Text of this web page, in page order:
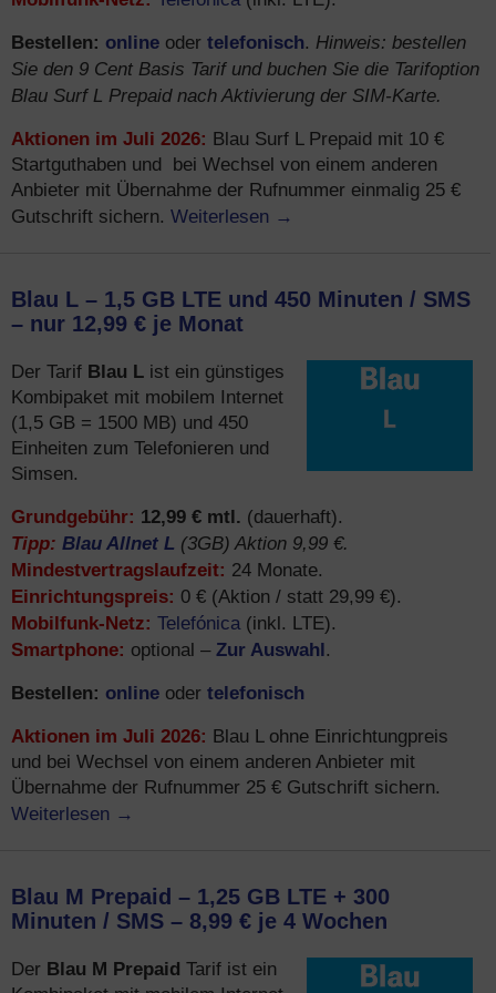
Bestellen: online oder telefonisch. Hinweis: bestellen
Sie den 9 Cent Basis Tarif und buchen Sie die Tarifoption
Blau Surf L Prepaid nach Aktivierung der SIM-Karte.
Aktionen im Juli 2026: Blau Surf L Prepaid mit 10 €
Startguthaben und bei Wechsel von einem anderen
Anbieter mit Übernahme der Rufnummer einmalig 25 €
Gutschrift sichern. Weiterlesen →
Blau L – 1,5 GB LTE und 450 Minuten / SMS
– nur 12,99 € je Monat
Der Tarif Blau L ist ein günstiges
Kombipaket mit mobilem Internet
(1,5 GB = 1500 MB) und 450
Einheiten zum Telefonieren und
Simsen.
Grundgebühr: 12,99 € mtl. (dauerhaft).
Tipp: Blau Allnet L (3GB) Aktion 9,99 €.
Mindestvertragslaufzeit: 24 Monate.
Einrichtungspreis: 0 € (Aktion / statt 29,99 €).
Mobilfunk-Netz: Telefónica(inkl. LTE).
Smartphone: optional – Zur Auswahl.
Bestellen: online oder telefonisch
Aktionen im Juli 2026: Blau L ohne Einrichtungpreis
und bei Wechsel von einem anderen Anbieter mit
Übernahme der Rufnummer 25 € Gutschrift sichern.
Weiterlesen →
Blau M Prepaid – 1,25 GB LTE + 300
Minuten / SMS – 8,99 € je 4 Wochen
Der Blau M Prepaid Tarif ist ein